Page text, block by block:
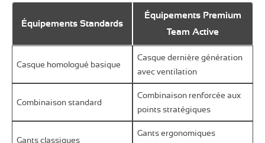
Équipements Standards
Équipements Premium
Team Active
Casque homologué basique
Casque dernière génération
avec ventilation
Combinaison standard
Combinaison renforcée aux
points stratégiques
Gants classiques
Gants ergonomiques